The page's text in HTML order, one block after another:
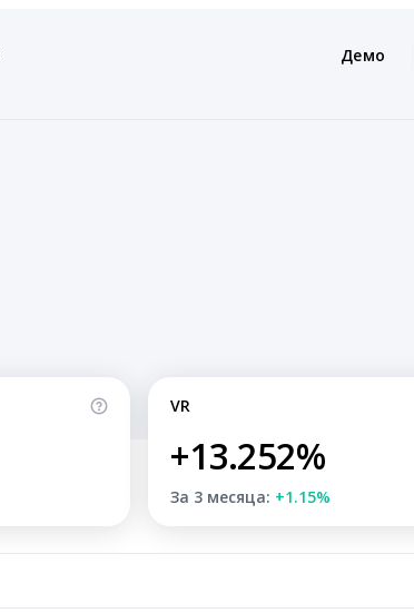
Демо
VR
+13.252%
За 3 месяца: +1.15%